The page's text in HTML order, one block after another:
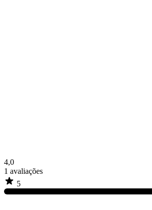
4,0
1 avaliações
5